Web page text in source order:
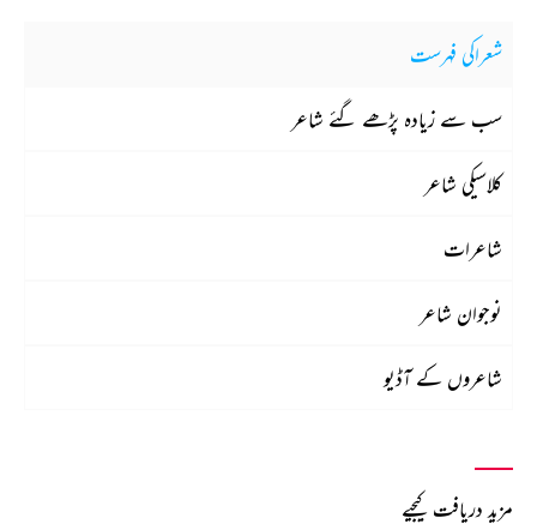
شعراکی فہرست
سب سے زیادہ پڑھے گئے شاعر
کلاسیکی شاعر
شاعرات
نوجوان شاعر
شاعروں کے آڈیو
مزید دریافت کیجیے